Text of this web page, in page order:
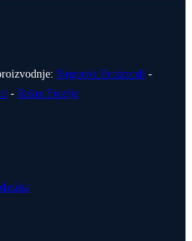
Negorivi Proizvodi -
- Relax Fotelje